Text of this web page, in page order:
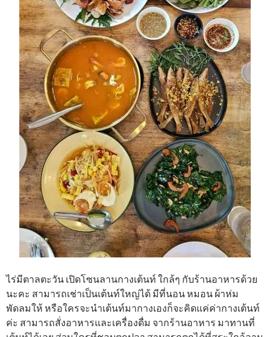
ไร่มีตาลตะวัน เปิดโซนลานกางเต้นท์ ใกล้ๆ กับร้านอาหารด้วย
นะคะ สามารถเช่าเป็นเต้นท์ใหญ่ได้ มีที่นอน หมอน ผ้าห่ม
พัดลมให้ หรือใครจะนำเต้นท์มากางเองก็จะคิดแค่ค่ากางเต้นท์
ค่ะ สามารถสั่งอาหารและเครื่องดื่ม จากร้านอาหาร มาทานที่